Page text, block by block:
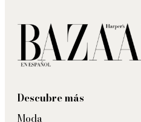
Descubre más
Moda